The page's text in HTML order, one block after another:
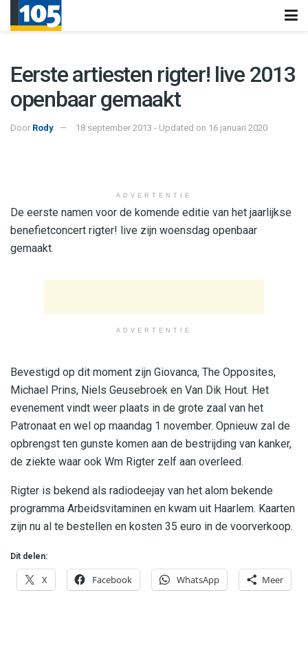
Eerste artiesten rigter! live 2013
openbaar gemaakt
Door Rody 18 september 2013 - Updated on 16 januari 2020
ADVERTENTIE
De eerste namen voor de komende editie van het jaarlijkse
benefietconcert rigter! live zijn woensdag openbaar
gemaakt.
ADVERTENTIE
Bevestigd op dit moment zijn Giovanca, The Opposites,
Michael Prins, Niels Geusebroek en Van Dik Hout. Het
evenement vindt weer plaats in de grote zaal van het
Patronaat en wel op maandag 1 november. Opnieuw zal de
opbrengst ten gunste komen aan de bestrijding van kanker,
de ziekte waar ook Wm Rigter zelf aan overleed.
Rigter is bekend als radiodeejay van het alom bekende
programma Arbeidsvitaminen en kwam uit Haarlem. Kaarten
zijn nu al te bestellen en kosten 35 euro in de voorverkoop.
Dit delen:
X Facebook WhatsApp Meer